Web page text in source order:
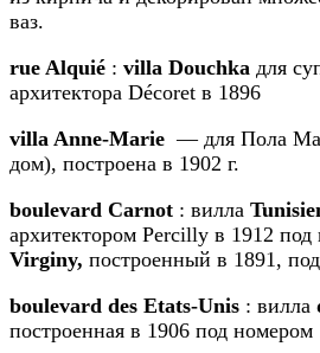
ваз.
rue Alquié : villa Douchka для
архитектора Décoret в 1896
villa Anne-Marie — для Пола
дом), построена в 1902 г.
boulevard Carnot : вилла
архитектором Percilly в 1912
Virginy, построенный в 1891,
boulevard des Etats-Unis : вилла
построенная в 1906 под номером